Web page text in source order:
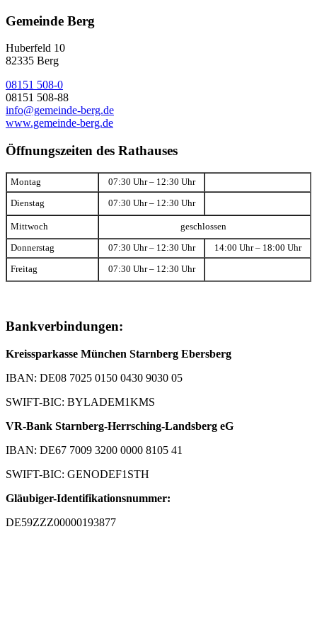
Gemeinde Berg
Huberfeld 10
82335 Berg
08151 508-0
08151 508-88
info@gemeinde-berg.de
www.gemeinde-berg.de
Öffnungszeiten des Rathauses
Montag 07:30 Uhr – 12:30 Uhr
Dienstag 07:30 Uhr – 12:30 Uhr
Mittwoch geschlossen
Donnerstag 07:30 Uhr – 12:30 Uhr 14:00 Uhr – 18:00 Uhr
Freitag 07:30 Uhr – 12:30 Uhr
Bankverbindungen:
Kreissparkasse München Starnberg Ebersberg
IBAN: DE08 7025 0150 0430 9030 05
SWIFT-BIC: BYLADEM1KMS
VR-Bank Starnberg-Herrsching-Landsberg eG
IBAN: DE67 7009 3200 0000 8105 41
SWIFT-BIC: GENODEF1STH
Gläubiger-Identifikationsnummer:
DE59ZZZ00000193877